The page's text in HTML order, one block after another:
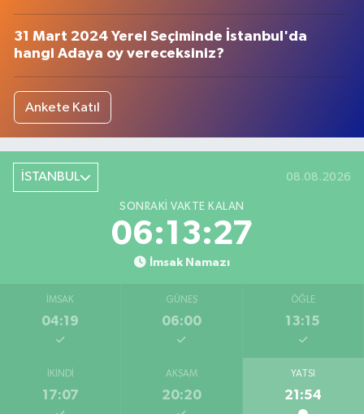
31 Mart 2024 Yerel Seçiminde İstanbul'da
hangi Adaya oy vereceksiniz?
Ankete Katıl
İSTANBUL 08.08.2026
SONRAKI VAKTE KALAN
06:13:27
İmsak Namazı
İMSAK
04:19
GÜNEŞ
06:00
ÖĞLE
13:15
İKINDI
17:07
AKŞAM
20:20
YATSI
21:54